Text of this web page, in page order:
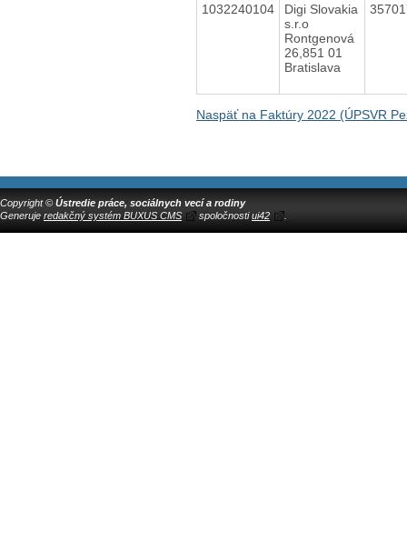
1032240104
Digi Slovakia
s.r.o
Rontgenová
26,851 01
Bratislava
Naspäť na Faktúry 2022 (ÚPSVR
Copyright © Ústredie práce, sociálnych vecí a rodiny
Generuje redakčný systém BUXUS CMS spoločnostiui42